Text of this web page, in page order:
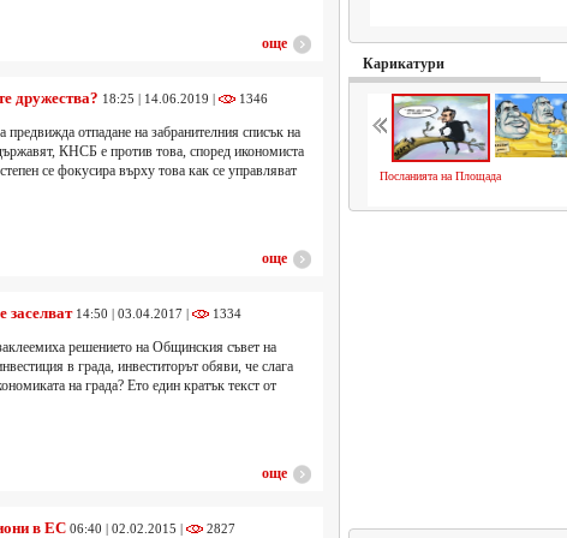
още
дружества? 18:25 | 14.06.2019 | 1346
отпадане на забранителния списък на
КНСБ е против това, според икономиста
се фокусира върху това как се управляват
още
заселват 14:50 | 03.04.2017 | 1334
решението на Общинския съвет на
в града, инвеститорът обяви, че слага
на града? Ето един кратък текст от
още
в ЕС 06:40 | 02.02.2015 | 2827
Карикатури
Посланията на Площада